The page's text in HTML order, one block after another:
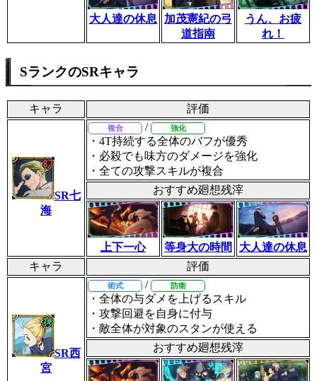
大人達の休息
加茂憲紀の弓
道指南
うん、お疲
れ！
SランクのSRキャラ
キャラ 評価
SR七
海
複合 / 強化
・4T持続する全体のバフが優秀
・必殺でも味方のダメージを強化
・全ての攻撃スキルが複合
おすすめ廻想残滓
上下一心 等身大の時間
大人達の休息
キャラ
評価
SR西
宮
術式 / 防衛
・全体の与ダメを上げるスキル
・攻撃回避を自身に付与
・敵全体が対象のスタンが使える
おすすめ廻想残滓